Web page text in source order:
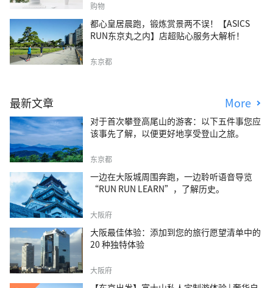
购物
都心皇居晨跑，锻炼赏景两不误！【ASICS
RUN东京丸之内】店超贴心服务大解析！
东京都
最新文章 More
对于首次攀登高尾山的游客：以下五件事您应
该事先了解，以便更好地享受登山之旅。
东京都
一边在大阪城周围奔跑，一边聆听语音导览
“RUN RUN LEARN”，了解历史。
大阪府
大阪最佳体验：添加到您的旅行愿望清单中的
20 种独特体验
大阪府